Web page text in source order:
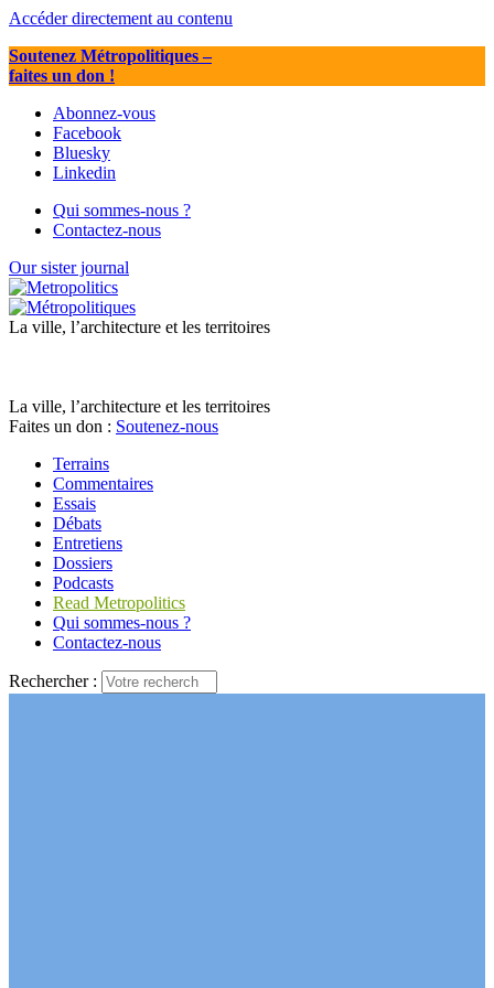
Accéder directement au contenu
Soutenez Métropolitiques–
faites un don !
Abonnez-vous
Facebook
Bluesky
Linkedin
Qui sommes-nous ?
Contactez-nous
Our sister journal
La ville, l’architecture et les territoires
La ville, l’architecture et les territoires
Faites un don : Soutenez-nous
Terrains
Commentaires
Essais
Débats
Entretiens
Dossiers
Podcasts
Read Metropolitics
Qui sommes-nous ?
Contactez-nous
Rechercher :